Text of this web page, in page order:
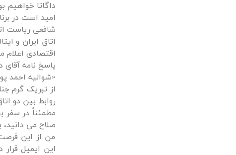
داگاتا خواهیم
امید است در
شافعی ریاست
اتاق ایران و
اقتصادی اعلام
پاسخ نامه آقای
«شوالیه احمد
از تبریک گرم
روابط بین دو
مطمئناً در سفر
صلاح می
من از این
این ایمیل